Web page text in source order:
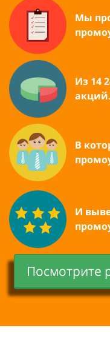
Мы
Из 14
акций.
В
И
Посмотрите